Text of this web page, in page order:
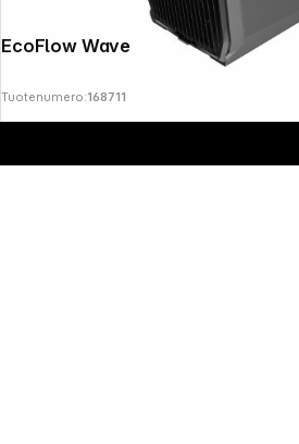
EcoFlow
Tuotenumero:168711
Copyright © 2000 - 2026 DIFOX.